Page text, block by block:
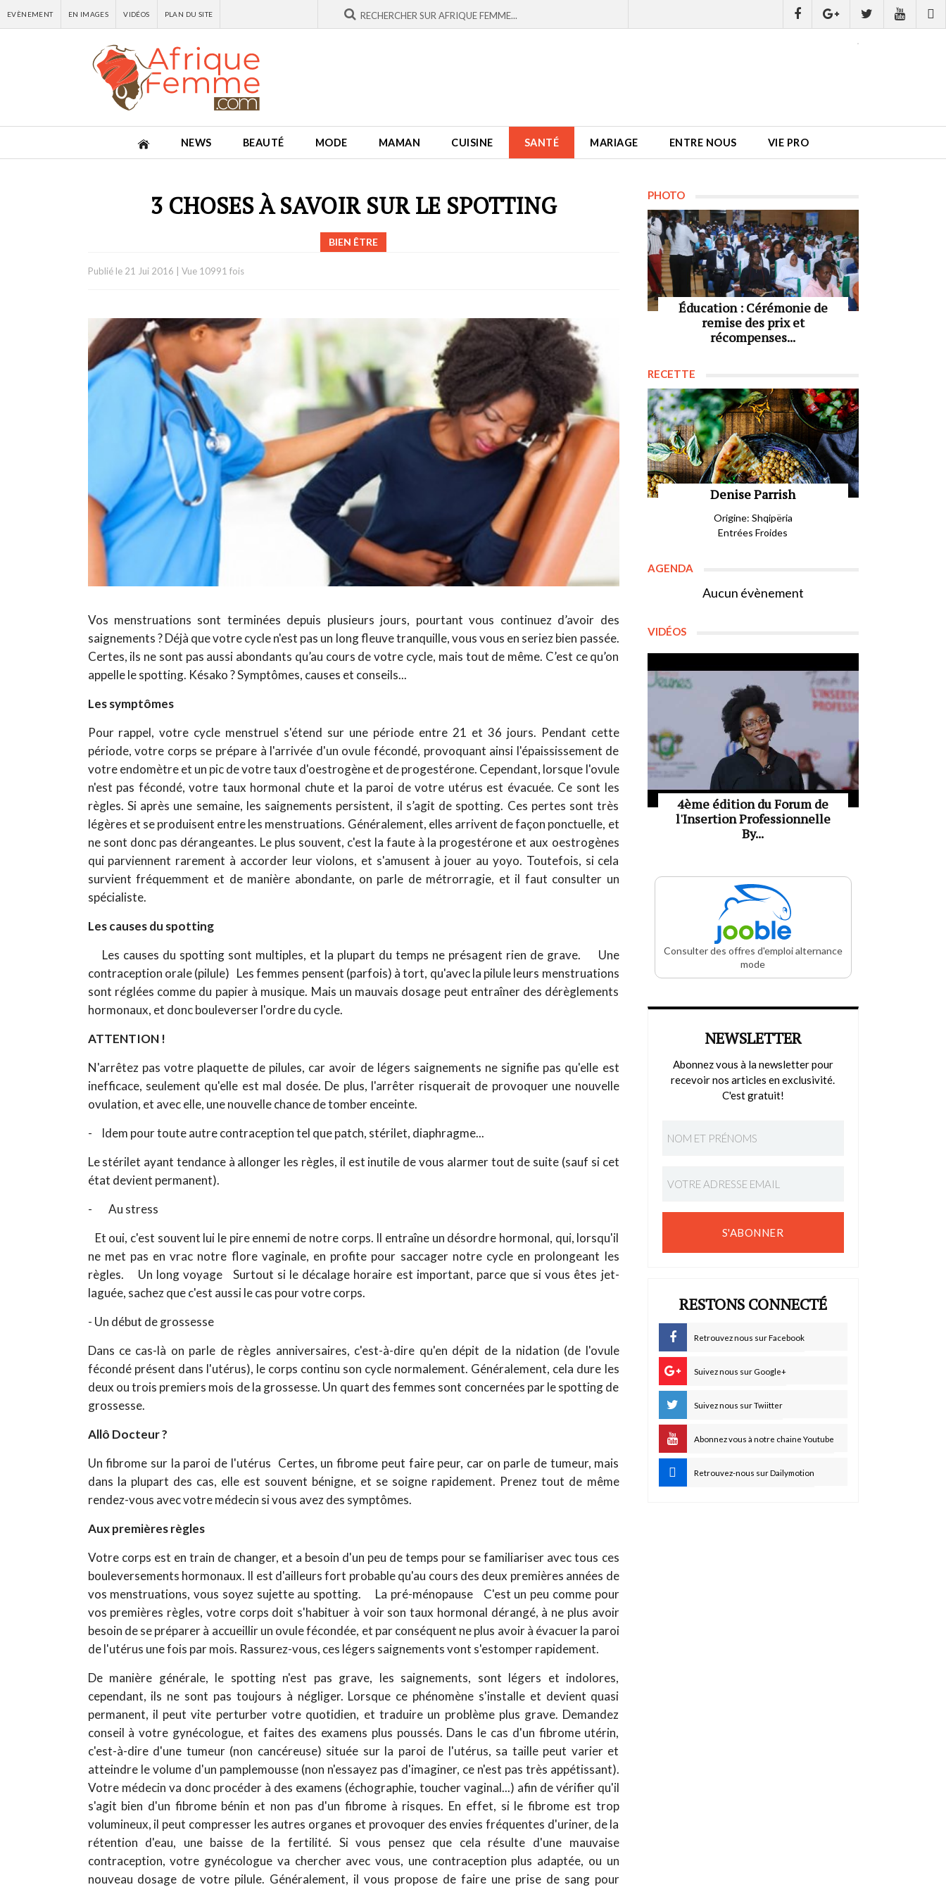
EVÈNEMENT EN IMAGES VIDÉOS PLAN DU SITE
NEWS BEAUTÉ MODE MAMAN CUISINE SANTÉ MARIAGE ENTRE NOUS VIE PRO
3 CHOSES À SAVOIR SUR LE SPOTTING
BIEN ÊTRE
Publié le 21 Jui 2016 Vue 10991 fois
Vos menstruations sont terminées depuis plusieurs jours, pourtant vous continuez d’avoir des
saignements ? Déjà que votre cycle n'est pas un long fleuve tranquille, vous vous en seriez bien passée.
Certes, ils ne sont pas aussi abondants qu’au cours de votre cycle, mais tout de même. C’est ce qu’on
appelle le spotting. Késako ? Symptômes, causes et conseils...
Les symptômes
Pour rappel, votre cycle menstruel s'étend sur une période entre 21 et 36 jours. Pendant cette
période, votre corps se prépare à l'arrivée d'un ovule fécondé, provoquant ainsi l'épaississement de
votre endomètre et un pic de votre taux d'oestrogène et de progestérone. Cependant, lorsque l'ovule
n'est pas fécondé, votre taux hormonal chute et la paroi de votre utérus est évacuée. Ce sont les
règles. Si après une semaine, les saignements persistent, il s’agit de spotting. Ces pertes sont très
légères et se produisent entre les menstruations. Généralement, elles arrivent de façon ponctuelle, et
ne sont donc pas dérangeantes. Le plus souvent, c'est la faute à la progestérone et aux oestrogènes
qui parviennent rarement à accorder leur violons, et s'amusent à jouer au yoyo. Toutefois, si cela
survient fréquemment et de manière abondante, on parle de métrorragie, et il faut consulter un
spécialiste.
Les causes du spotting
Les causes du spotting sont multiples, et la plupart du temps ne présagent rien de grave. Une
contraception orale (pilule) Les femmes pensent (parfois) à tort, qu'avec la pilule leurs menstruations
sont réglées comme du papier à musique. Mais un mauvais dosage peut entraîner des dérèglements
hormonaux, et donc bouleverser l'ordre du cycle.
ATTENTION !
N'arrêtez pas votre plaquette de pilules, car avoir de légers saignements ne signifie pas qu'elle est
inefficace, seulement qu'elle est mal dosée. De plus, l'arrêter risquerait de provoquer une nouvelle
ovulation, et avec elle, une nouvelle chance de tomber enceinte.
- Idem pour toute autre contraception tel que patch, stérilet, diaphragme...
Le stérilet ayant tendance à allonger les règles, il est inutile de vous alarmer tout de suite (sauf si cet
état devient permanent).
- Au stress
Et oui, c'est souvent lui le pire ennemi de notre corps. Il entraîne un désordre hormonal, qui, lorsqu'il
ne met pas en vrac notre flore vaginale, en profite pour saccager notre cycle en prolongeant les
règles. Un long voyage Surtout si le décalage horaire est important, parce que si vous êtes jet-
laguée, sachez que c'est aussi le cas pour votre corps.
- Un début de grossesse
Dans ce cas-là on parle de règles anniversaires, c'est-à-dire qu'en dépit de la nidation (de l'ovule
fécondé présent dans l'utérus), le corps continu son cycle normalement. Généralement, cela dure les
deux ou trois premiers mois de la grossesse. Un quart des femmes sont concernées par le spotting de
grossesse.
Allô Docteur ?
Un fibrome sur la paroi de l'utérus Certes, un fibrome peut faire peur, car on parle de tumeur, mais
dans la plupart des cas, elle est souvent bénigne, et se soigne rapidement. Prenez tout de même
rendez-vous avec votre médecin si vous avez des symptômes.
Aux premières règles
Votre corps est en train de changer, et a besoin d'un peu de temps pour se familiariser avec tous ces
bouleversements hormonaux. Il est d'ailleurs fort probable qu'au cours des deux premières années de
vos menstruations, vous soyez sujette au spotting. La pré-ménopause C'est un peu comme pour
vos premières règles, votre corps doit s'habituer à voir son taux hormonal dérangé, à ne plus avoir
besoin de se préparer à accueillir un ovule fécondée, et par conséquent ne plus avoir à évacuer la paroi
de l'utérus une fois par mois. Rassurez-vous, ces légers saignements vont s'estomper rapidement.
De manière générale, le spotting n'est pas grave, les saignements, sont légers et indolores,
cependant, ils ne sont pas toujours à négliger. Lorsque ce phénomène s'installe et devient quasi
permanent, il peut vite perturber votre quotidien, et traduire un problème plus grave. Demandez
conseil à votre gynécologue, et faites des examens plus poussés. Dans le cas d'un fibrome utérin,
c'est-à-dire d'une tumeur (non cancéreuse) située sur la paroi de l'utérus, sa taille peut varier et
atteindre le volume d'un pamplemousse (non n'essayez pas d'imaginer, ce n'est pas très appétissant).
Votre médecin va donc procéder à des examens (échographie, toucher vaginal...) afin de vérifier qu'il
s'agit bien d'un fibrome bénin et non pas d'un fibrome à risques. En effet, si le fibrome est trop
volumineux, il peut compresser les autres organes et provoquer des envies fréquentes d'uriner, de la
rétention d'eau, une baisse de la fertilité. Si vous pensez que cela résulte d'une mauvaise
contraception, votre gynécologue va chercher avec vous, une contraception plus adaptée, ou un
nouveau dosage de votre pilule. Généralement, il vous propose de faire une prise de sang pour
PHOTO
Éducation : Cérémonie de
remise des prix et
récompenses...
RECETTE
Denise Parrish
Origine: Shqipëria
Entrées Froides
AGENDA
Aucun évènement
VIDÉOS
4ème édition du Forum de
l'Insertion Professionnelle
By...
Consulter des offres d'emploi alternance
mode
NEWSLETTER
Abonnez vous à la newsletter pour
recevoir nos articles en exclusivité.
C'est gratuit!
S'ABONNER
RESTONS CONNECTÉ
Retrouvez nous sur Facebook
Suivez nous sur Google+
Suivez nous sur Twiitter
Abonnez vous à notre chaine Youtube
Retrouvez-nous sur Dailymotion